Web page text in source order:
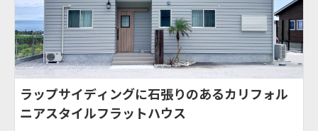
ラップサイディングに石張りのあるカリフォル
ニアスタイルフラットハウス